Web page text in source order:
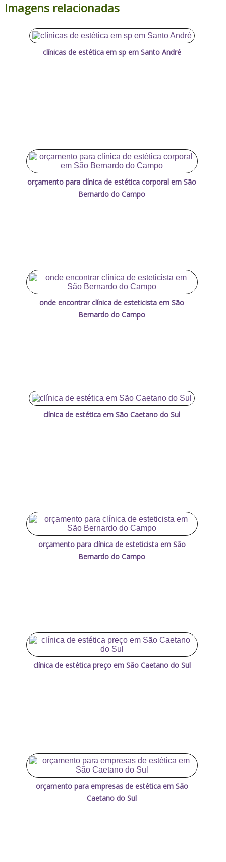
Imagens relacionadas
clínicas de estética em sp em Santo André
orçamento para clínica de estética corporal em São
Bernardo do Campo
onde encontrar clínica de esteticista em São
Bernardo do Campo
clínica de estética em São Caetano do Sul
orçamento para clínica de esteticista em São
Bernardo do Campo
clínica de estética preço em São Caetano do Sul
orçamento para empresas de estética em São
Caetano do Sul